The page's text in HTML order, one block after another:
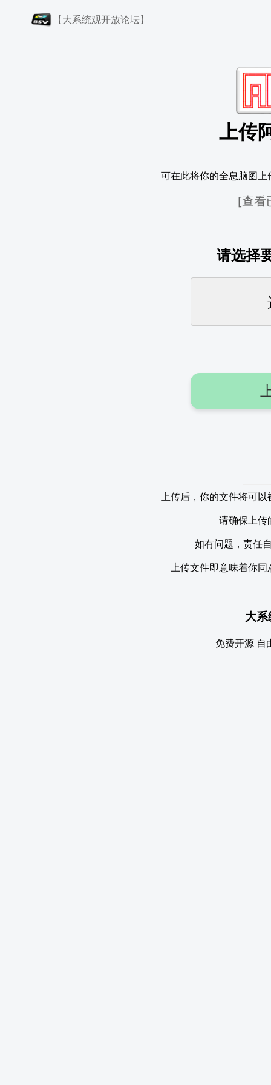
【大系统观开放论坛】
上传
可在此将你的全息脑图
[查看
请选择
上传后，你的文件将可
请确保上传
如有问题，责任
上传文件即意味着你
大
免费开源 自